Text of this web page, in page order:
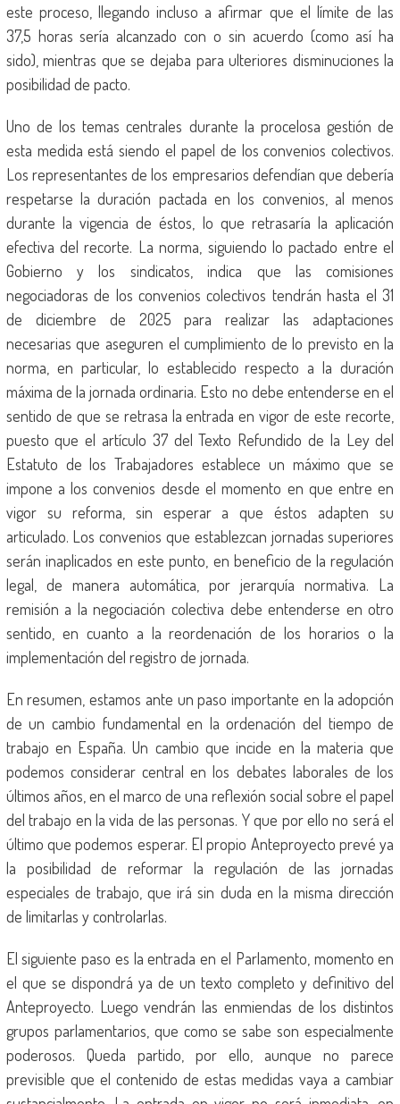
este proceso, llegando incluso a afirmar que el límite de las
37,5 horas sería alcanzado con o sin acuerdo (como así ha
sido), mientras que se dejaba para ulteriores disminuciones la
posibilidad de pacto.
Uno de los temas centrales durante la procelosa gestión de
esta medida está siendo el papel de los convenios colectivos.
Los representantes de los empresarios defendían que debería
respetarse la duración pactada en los convenios, al menos
durante la vigencia de éstos, lo que retrasaría la aplicación
efectiva del recorte. La norma, siguiendo lo pactado entre el
Gobierno y los sindicatos, indica que las comisiones
negociadoras de los convenios colectivos tendrán hasta el 31
de diciembre de 2025 para realizar las adaptaciones
necesarias que aseguren el cumplimiento de lo previsto en la
norma, en particular, lo establecido respecto a la duración
máxima de la jornada ordinaria. Esto no debe entenderse en el
sentido de que se retrasa la entrada en vigor de este recorte,
puesto que el artículo 37 del Texto Refundido de la Ley del
Estatuto de los Trabajadores establece un máximo que se
impone a los convenios desde el momento en que entre en
vigor su reforma, sin esperar a que éstos adapten su
articulado. Los convenios que establezcan jornadas superiores
serán inaplicados en este punto, en beneficio de la regulación
legal, de manera automática, por jerarquía normativa. La
remisión a la negociación colectiva debe entenderse en otro
sentido, en cuanto a la reordenación de los horarios o la
implementación del registro de jornada.
En resumen, estamos ante un paso importante en la adopción
de un cambio fundamental en la ordenación del tiempo de
trabajo en España. Un cambio que incide en la materia que
podemos considerar central en los debates laborales de los
últimos años, en el marco de una reflexión social sobre el papel
del trabajo en la vida de las personas. Y que por ello no será el
último que podemos esperar. El propio Anteproyecto prevé ya
la posibilidad de reformar la regulación de las jornadas
especiales de trabajo, que irá sin duda en la misma dirección
de limitarlas y controlarlas.
El siguiente paso es la entrada en el Parlamento, momento en
el que se dispondrá ya de un texto completo y definitivo del
Anteproyecto. Luego vendrán las enmiendas de los distintos
grupos parlamentarios, que como se sabe son especialmente
poderosos. Queda partido, por ello, aunque no parece
previsible que el contenido de estas medidas vaya a cambiar